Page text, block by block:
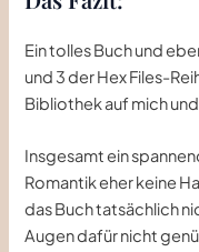
Ein tolles Buch und
und 3 der Hex Files-
Bibliothek auf mich
Insgesamt ein
Romantik eher keine
das Buch tatsächlich
Augen dafür nicht